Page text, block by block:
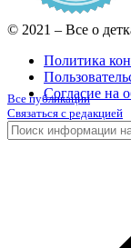
© 2021 – Все о
Политика
Согласие на
Все публикации
Связаться с редакцией